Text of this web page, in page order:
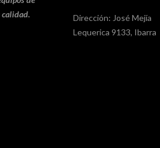
Dirección: José Mejía
Lequerica 9133, Ibarra